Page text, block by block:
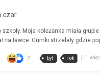
czar
Moja koleżanka miała
na ławce. Gumki strzelały gdzie
2 był rok (i 1